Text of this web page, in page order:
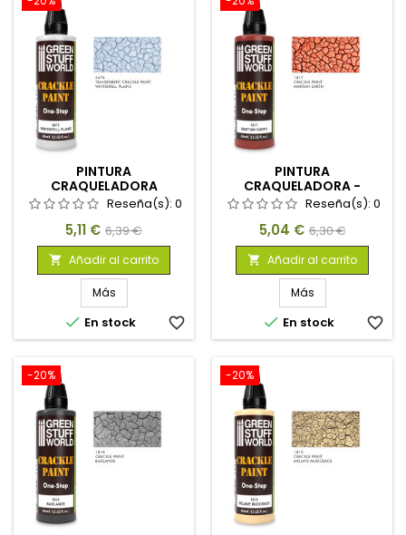
PINTURA
CRAQUELADORA
TRANSPARENTE -
WINTERFELL PLAINS 60ML
Reseña(s): 0
Precio
5,11 € Precio
base
6,39 €
 Añadir al carrito
Más
 En stock favorite_border
PINTURA
CRAQUELADORA -
MARTIAN EARTH 60ML
Reseña(s): 0
Precio
5,04 € Precio
base
6,30 €
 Añadir al carrito
Más
 En stock favorite_border
-20% -20%